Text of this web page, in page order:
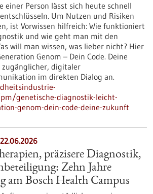
einer Person lässt sich heute schnell
Um Nutzen und Risiken
ist Vorwissen hilfreich: Wie funktioniert
und wie geht man mit den
will man wissen, was lieber nicht? Hier
Genom – Dein Code. Deine
digitaler
im direkten Dialog an.
genetische-diagnostik-leicht-
genom-dein-code-deine-zukunft
präzisere Diagnostik,
Zehn Jahre
am Bosch Health Campus